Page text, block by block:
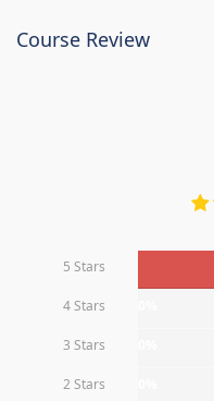
Course Review
5 Stars
4 Stars
3 Stars
2 Stars